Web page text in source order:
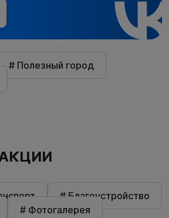
# Полезный город
# Благоустройство
# Фотогалерея